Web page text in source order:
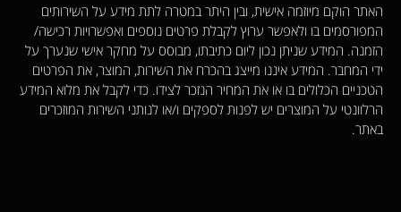
האתר הוקם מיוזמה אישית, ובין היתר במטרה לתת מידע על השירותים
המפורסמים בו ולאפשר ערוץ לקבלת פרטים נוספים ואפשרויות רכישה/
הזמנה. המידע שניתן נכון ליום כתיבתו, מבוסס על מחקר אישי שנערך על
ידי המחבר. המידע איננו מייצג בהכרח את השירות, המוצר, את הפרטים
הטכניים הכלולים בו או את המחיר הנזכר לצידו. כדי לקבל את מלוא המידע
הרלוונטי על המוצרים יש לפנות לספקים ו/או לנותני השירות המוזכרים
באתר.